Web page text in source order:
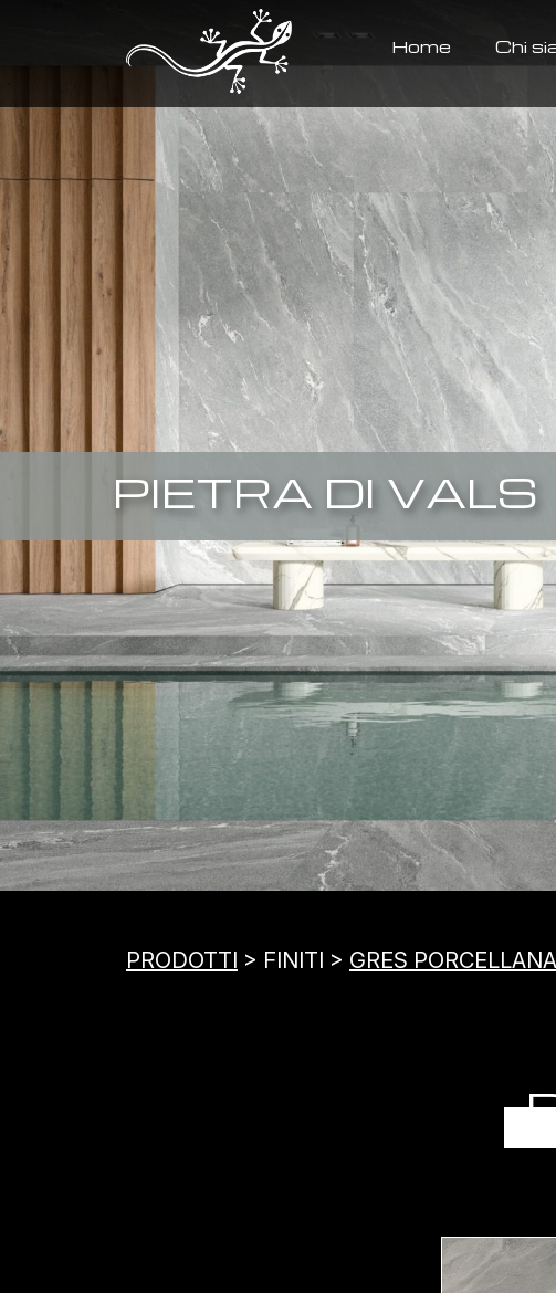
Home Chi
PIETRA DI VALS
PRODOTTI > FINITI > GRES